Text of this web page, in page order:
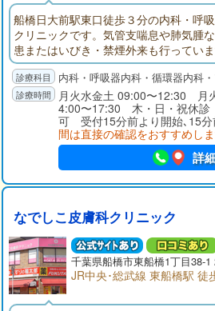
船橋日大前駅東口徒歩３分の内科・呼
クリニックです。気管支喘息や肺気腫
患またはいびき・禁煙外来も行ってい
曜診療も行っています。
内科・呼吸器内科・循環器内科
月火水金土 09:00〜12:30 月
4:00〜17:30 木・日・祝休
可 受付15分前より開始､15
間は直接の確認をおすすめし
詳
なでしこ皮膚科クリニック
千葉県船橋市東船橋1丁目38-1
JR中央･総武線 東船橋駅 徒